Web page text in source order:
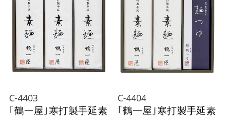
C-4403
｢鶴一屋｣寒打製手延素
C-4404
｢鶴一屋｣寒打製手延素